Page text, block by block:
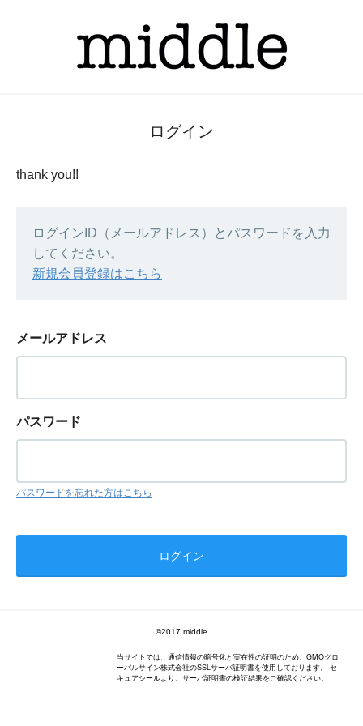
ログイン
thank you!!
ログインID（メールアドレス）とパスワードを入力
してください。
新規会員登録はこちら
メールアドレス
パスワード
パスワードを忘れた方はこちら
©️2017 middle
当サイトでは、通信情報の暗号化と実在性の証明のため、GMOグロ
ーバルサイン株式会社のSSLサーバ証明書を使用しております。 セ
キュアシールより、サーバ証明書の検証結果をご確認ください。